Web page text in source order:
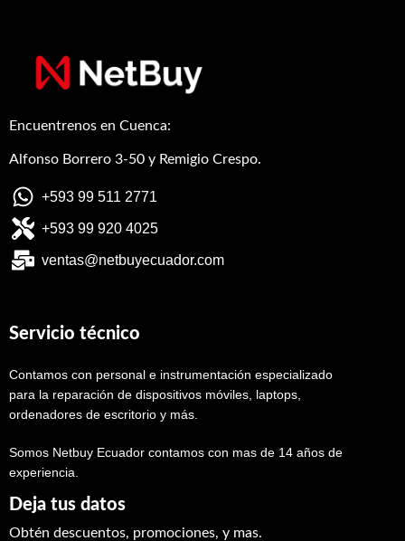
Encuentrenos en Cuenca:
Alfonso Borrero 3-50 y Remigio Crespo.
+593 99 511 2771
+593 99 920 4025
ventas@netbuyecuador.com
Servicio técnico
Contamos con personal e instrumentación especializado
para la reparación de dispositivos móviles, laptops,
ordenadores de escritorio y más.
Somos Netbuy Ecuador contamos con mas de 14 años de
experiencia.
Deja tus datos
Obtén descuentos, promociones, y mas.